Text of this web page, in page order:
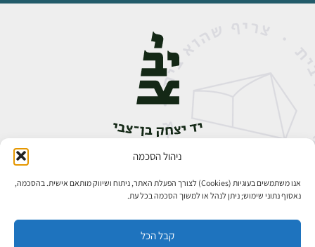
ניהול הסכמה
אנו משתמשים בעוגיות (Cookies) לצורך הפעלת האתר, ניתוח ושיווק מותאם אישית. בהסכמה,
נאסוף נתוני שימוש; ניתן לנהל או למשוך הסכמה בכל עת.
קבל הכל
אבן גבירול 14, רחביה, ירושלים